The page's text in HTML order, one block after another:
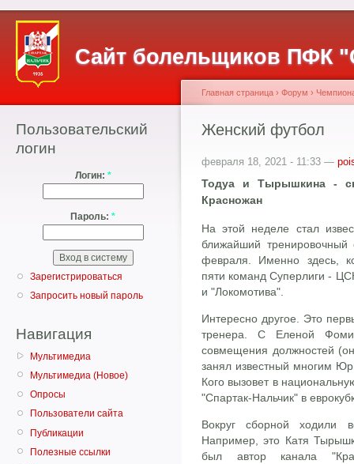
Сайт болельщиков ПФК
Пользовательский
логин
Логин: *
Пароль: *
Зарегистрироваться
Запросить новый пароль
Навигация
Мультимедиа
Мультимедиа (Новое)
Опросы
Пользователи сайта
Публикации
Полезные ссылки
Главная страница › Форум ›
Женский футбол
февраля 18, 2021 - 11:33 —
Тодуа и Тырышкина -
Красножан
На этой неделе стал
ближайший
февраля. Именно здесь,
пяти команд Суперлиги -
и "Локомотива".
Интересно другое. Это
тренера. С Еленой
совмещения должностей
занял известный многим
Кого вызовет в
"Спартак-Нальчик" в
Вокруг сборной ходили
Например, это Катя
был автор канала